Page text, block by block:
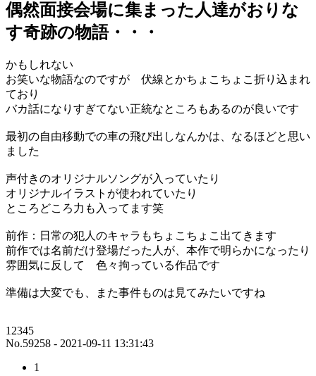
偶然面接会場に集まった人達がおりな
す奇跡の物語・・・
かもしれない
お笑いな物語なのですが 伏線とかちょこちょこ折り込まれ
ており
バカ話になりすぎてない正統なところもあるのが良いです
最初の自由移動での車の飛び出しなんかは、なるほどと思い
ました
声付きのオリジナルソングが入っていたり
オリジナルイラストが使われていたり
ところどころ力も入ってます笑
前作：日常の犯人のキャラもちょこちょこ出てきます
前作では名前だけ登場だった人が、本作で明らかになったり
雰囲気に反して 色々拘っている作品です
準備は大変でも、また事件ものは見てみたいですね
12345
No.59258 - 2021-09-11 13:31:43
1